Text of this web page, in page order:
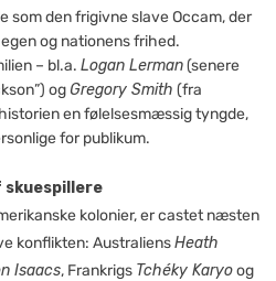
som den frigivne slave Occam, der
og nationens frihed.
– bl.a.Logan Lerman(senere
og Gregory Smith (fra
en følelsesmæssig tyngde,
for publikum.
skuespillere
kolonier, er castet næsten
konflikten: AustraliensHeath
Isaacs, Frankrigs Tchéky Karyoog